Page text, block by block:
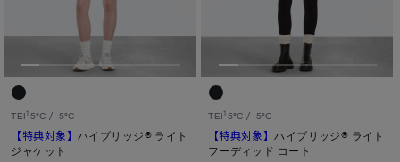
TEI1 5°C / -5°C
【特典対象】 ハイブリッジ® ライト
ジャケット
TEI15°C / -5°C
【特典対象】ハイブリッジ® ライト
フーディッド コート